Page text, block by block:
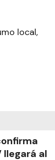
local,
llegará al